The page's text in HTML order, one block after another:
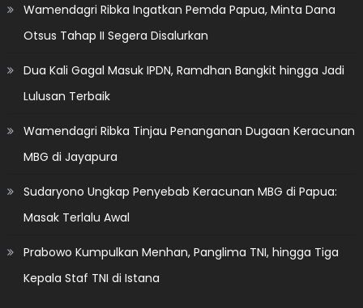
Wamendagri Ribka Ingatkan Pemda Papua, Minta Dana
Otsus Tahap II Segera Disalurkan
Dua Kali Gagal Masuk IPDN, Ramdhan Bangkit hingga Jadi
Lulusan Terbaik
Wamendagri Ribka Tinjau Penanganan Dugaan Keracunan
MBG di Jayapura
Sudaryono Ungkap Penyebab Keracunan MBG di Papua:
Masak Terlalu Awal
Prabowo Kumpulkan Menhan, Panglima TNI, hingga Tiga
Kepala Staf TNI di Istana